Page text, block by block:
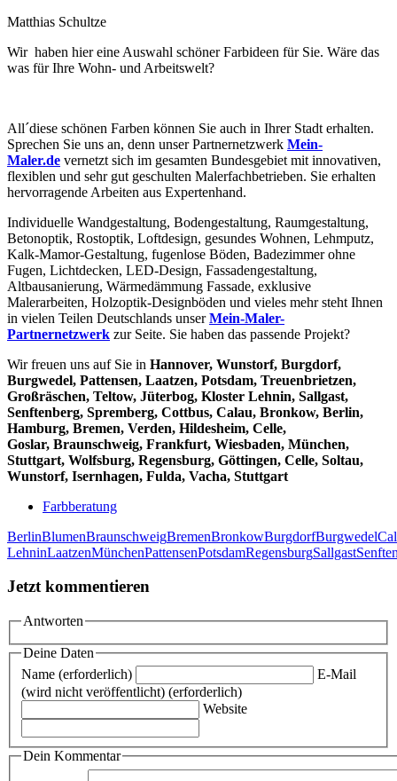
Matthias Schultze
Wir haben hier eine Auswahl schöner Farbideen für Sie. Wäre das
was für Ihre Wohn- und Arbeitswelt?
All´diese schönen Farben können Sie auch in Ihrer Stadt erhalten.
Sprechen Sie uns an, denn unser Partnernetzwerk Mein-
Maler.de vernetzt sich im gesamten Bundesgebiet mit innovativen,
flexiblen und sehr gut geschulten Malerfachbetrieben. Sie erhalten
hervorragende Arbeiten aus Expertenhand.
Individuelle Wandgestaltung, Bodengestaltung, Raumgestaltung,
Betonoptik, Rostoptik, Loftdesign, gesundes Wohnen, Lehmputz,
Kalk-Mamor-Gestaltung, fugenlose Böden, Badezimmer ohne
Fugen, Lichtdecken, LED-Design, Fassadengestaltung,
Altbausanierung, Wärmedämmung Fassade, exklusive
Malerarbeiten, Holzoptik-Designböden und vieles mehr steht Ihnen
in vielen Teilen Deutschlands unserMein-Maler-
Partnernetzwerk zur Seite. Sie haben das passende Projekt?
Wir freuen uns auf Sie in Hannover, Wunstorf, Burgdorf,
Burgwedel, Pattensen, Laatzen, Potsdam, Treuenbrietzen,
Großräschen, Teltow, Jüterbog, Kloster Lehnin, Sallgast,
Senftenberg, Spremberg, Cottbus, Calau, Bronkow, Berlin,
Hamburg, Bremen, Verden, Hildesheim, Celle,
Goslar, Braunschweig, Frankfurt, Wiesbaden, München,
Stuttgart, Wolfsburg, Regensburg, Göttingen, Celle, Soltau,
Wunstorf, Isernhagen, Fulda, Vacha, Stuttgart
Farbberatung
BerlinBlumenBraunschweigBremenBronkowBurgdorfBurgwedel
LehninLaatzenMünchenPattensenPotsdamRegensburgSallgast
Jetzt kommentieren
Antworten
Deine Daten
Name (erforderlich)
E-Mail
(wird nicht veröffentlicht) (erforderlich)
Website
Dein Kommentar